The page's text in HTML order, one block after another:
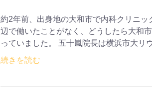
約2年前、出身地の大和市で内科クリニ
辺で働いたことがなく、どうしたら大和
っていました。 五十嵐院長は横浜市大リ
続きを読む